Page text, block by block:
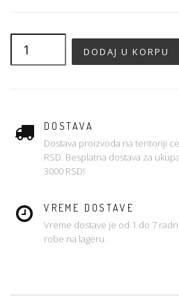
DOSTAVA
Dostava proizvoda na teritoriji
RSD. Besplatna dostava za
3000 RSD!
VREME DOSTAVE
Vreme dostave je od 1 do 7
robe na lageru.